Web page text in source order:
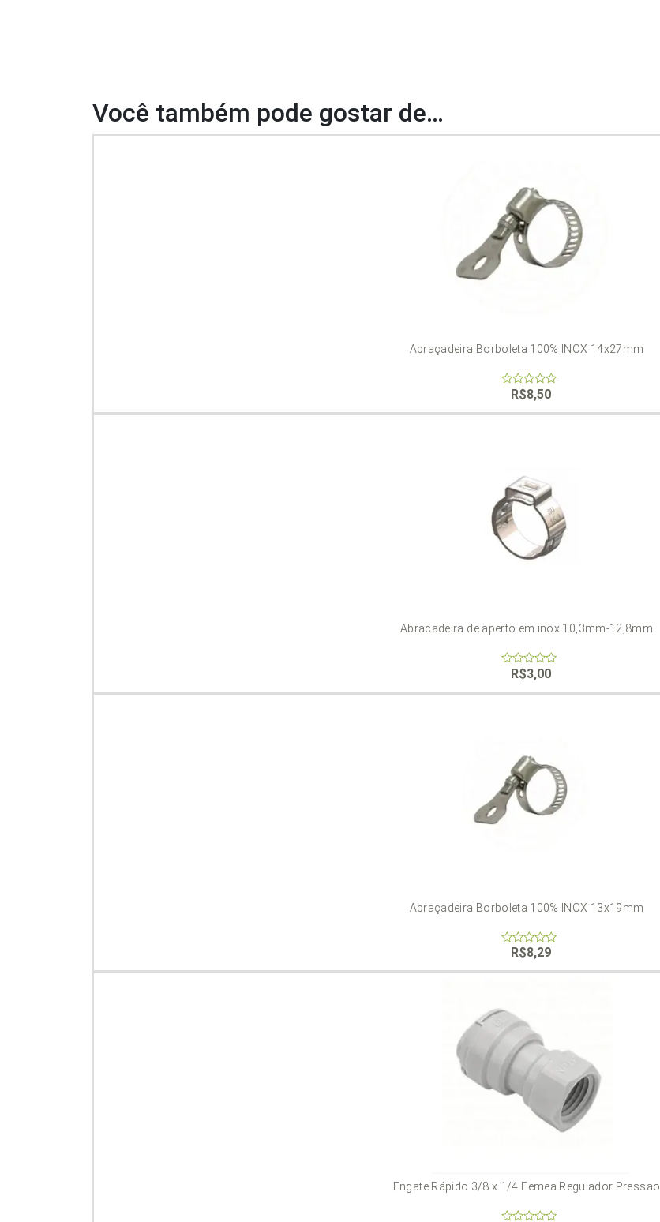
Você também pode gostar de…
Abraçadeira Borboleta 100% INOX 14x27mm
of
R$8,50
Abracadeira de aperto em inox 10,3mm-12,8mm
of
R$3,00
Abraçadeira Borboleta 100% INOX 13x19mm
of
R$8,29
Engate Rápido 3/8 x 1/4 Femea Regulador Pressao